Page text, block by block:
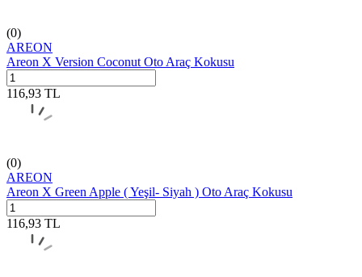
(0)
AREON
Areon X Version Coconut Oto Araç Kokusu
116,93 TL
(0)
AREON
Areon X Green Apple ( Yeşil- Siyah ) Oto Araç Kokusu
116,93 TL